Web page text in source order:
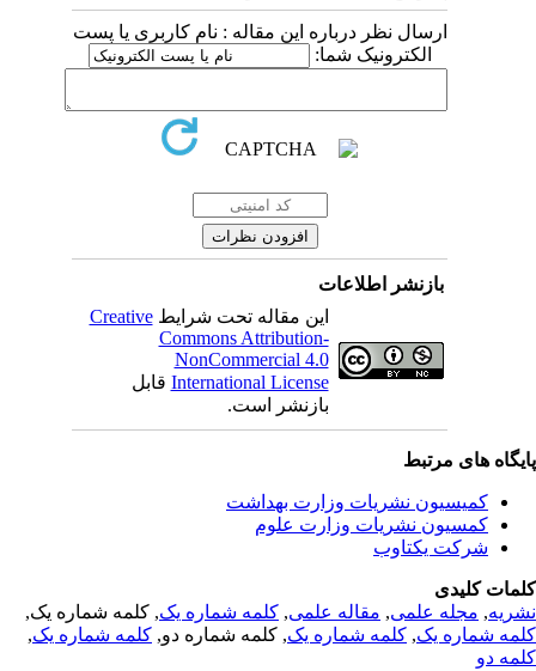
ارسال نظر درباره این مقاله : نام کاربری یا پست
الکترونیک شما:
بازنشر اطلاعات
این مقاله تحت شرایطCreative
Commons Attribution-
NonCommercial 4.0
International Licenseقابل
بازنشر است.
های مرتبط
کمیسیون نشریات وزارت بهداشت
کمسیون نشریات وزارت علوم
شرکت یکتاوب
کلیدی
,مجله علمی, مقاله علمی, کلمه شماره یک, کلمه شماره یک,
شماره یک,کلمه شماره یک, کلمه شماره دو,کلمه شماره یک,
دو